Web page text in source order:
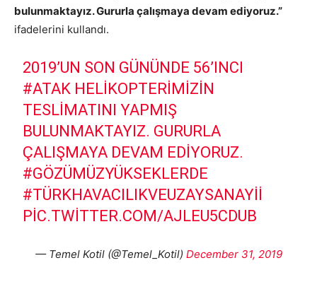
bulunmaktayız. Gururla çalışmaya devam ediyoruz.”
ifadelerini kullandı.
2019’UN SON GÜNÜNDE 56’INCI
#ATAK HELIKOPTERIMIZIN
TESLIMATINI YAPMIŞ
BULUNMAKTAYIZ. GURURLA
ÇALIŞMAYA DEVAM EDIYORUZ.
#GÖZÜMÜZYÜKSEKLERDE
#TÜRKHAVACILIKVEUZAYSANAYII
PIC.TWITTER.COM/AJLEU5CDUB
— Temel Kotil (@Temel_Kotil) December 31, 2019